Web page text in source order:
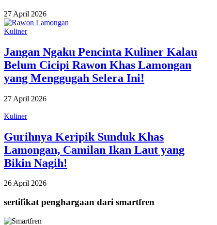
27 April 2026
Kuliner
Jangan Ngaku Pencinta Kuliner Kalau
Belum Cicipi Rawon Khas Lamongan
yang Menggugah Selera Ini!
27 April 2026
Kuliner
Gurihnya Keripik Sunduk Khas
Lamongan, Camilan Ikan Laut yang
Bikin Nagih!
26 April 2026
sertifikat penghargaan dari smartfren